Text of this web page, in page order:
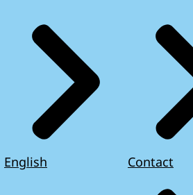
English Contact